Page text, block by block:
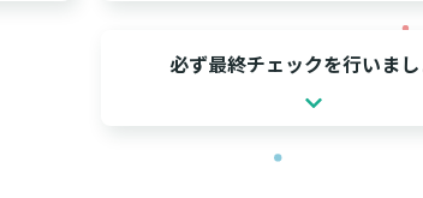
必ず最終チェックを行いまし